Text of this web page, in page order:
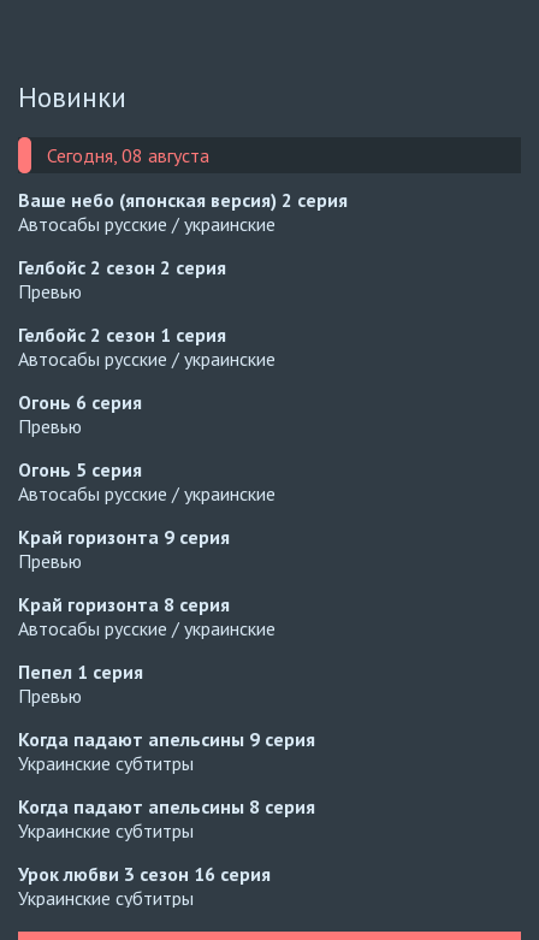
Новинки
Сегодня, 08 августа
Ваше небо (японская версия) 2 серия
Автосабы русские / украинские
Гелбойс 2 сезон 2 серия
Превью
Гелбойс 2 сезон 1 серия
Автосабы русские / украинские
Огонь 6 серия
Превью
Огонь 5 серия
Автосабы русские / украинские
Край горизонта 9 серия
Превью
Край горизонта 8 серия
Автосабы русские / украинские
Пепел 1 серия
Превью
Когда падают апельсины 9 серия
Украинские субтитры
Когда падают апельсины 8 серия
Украинские субтитры
Урок любви 3 сезон 16 серия
Украинские субтитры